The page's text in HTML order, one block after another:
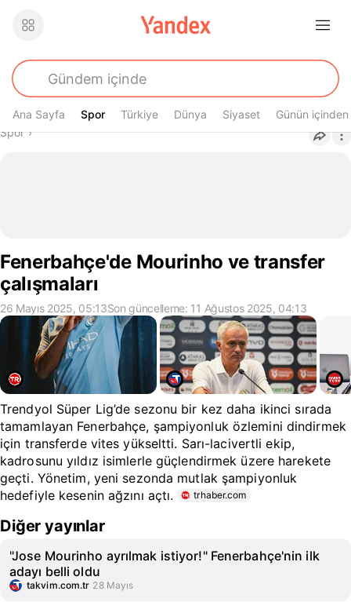
Ana Sayfa Spor
Spor Türkiye Dünya Siyaset Günün içinden
Buradasın
Spor›
Fenerbahçe'de Mourinho ve transfer
çalışmaları
26 Mayıs 2025, 05:13Son güncelleme: 11 Ağustos 2025, 04:13
Trendyol Süper Lig’de sezonu bir kez daha ikinci sırada
tamamlayan Fenerbahçe, şampiyonluk özlemini dindirmek
için transferde vites yükseltti. Sarı-lacivertli ekip,
kadrosunu yıldız isimlerle güçlendirmek üzere harekete
geçti. Yönetim, yeni sezonda mutlak şampiyonluk
hedefiyle kesenin ağzını açtı.
trhaber.com
Diğer yayınlar
"Jose Mourinho ayrılmak istiyor!" Fenerbahçe'nin ilk
adayı belli oldu
takvim.com.tr 28 Mayıs